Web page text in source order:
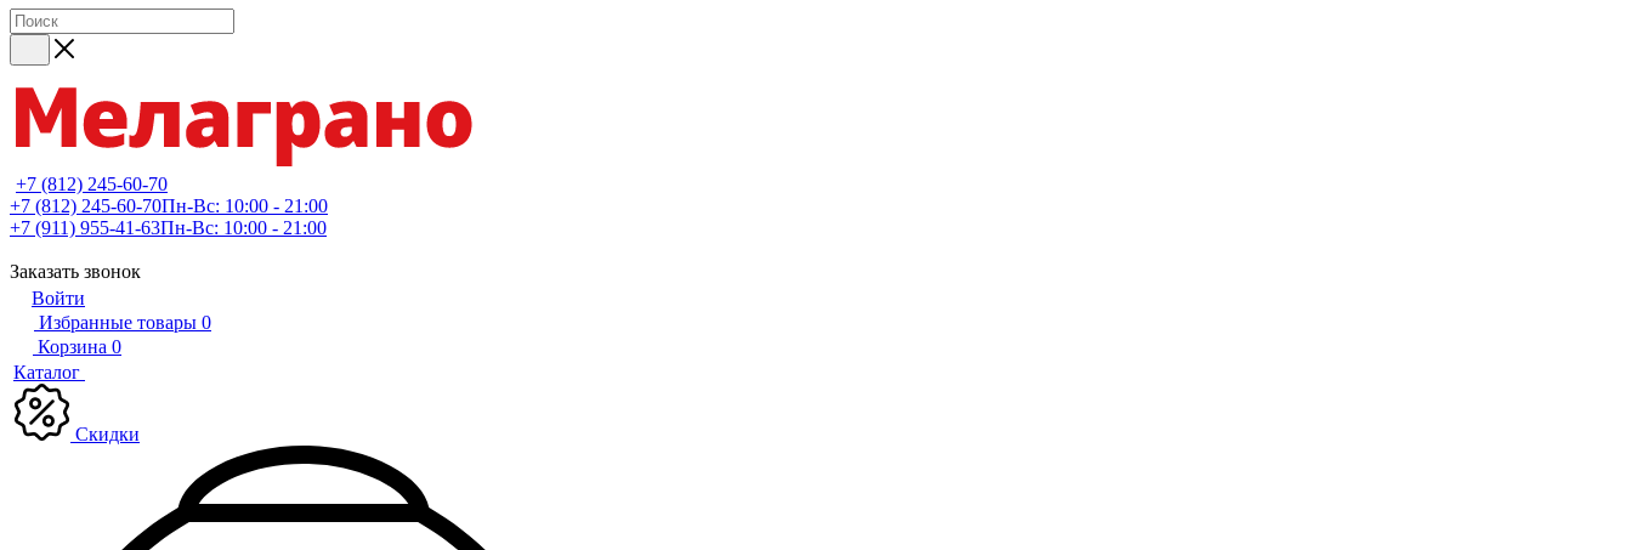
+7 (812) 245-60-70
+7 (812) 245-60-70Пн-Вс: 10:00 - 21:00
+7 (911) 955-41-63Пн-Вс: 10:00 - 21:00
Заказать звонок
Войти
Избранные товары 0
Корзина 0
Каталог
Скидки